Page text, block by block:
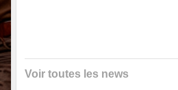
Voir toutes les news